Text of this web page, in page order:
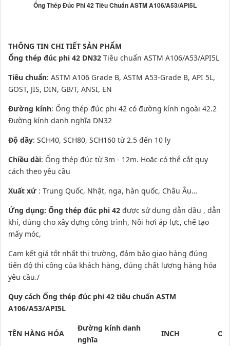
Ống Thép Đúc Phi 42 Tiêu Chuẩn ASTM A106/A53/API5L
THÔNG TIN CHI TIẾT SẢN PHẨM
Ống thép đúc phi 42 DN32 Tiêu chuẩn ASTM A106/A53/API5L
Tiêu chuẩn: ASTM A106 Grade B, ASTM A53-Grade B, API 5L,
GOST, JIS, DIN, GB/T, ANSI, EN
Đường kính: Ống thép đúc phi 42 có đường kính ngoài 42.2
Đường kính danh nghĩa DN32
Độ dầy: SCH40, SCH80, SCH160 từ 2.5 đến 10 ly
Chiều dài: Ống thép đúc từ 3m - 12m. Hoặc có thể cắt quy
cách theo yêu cầu
Xuất xứ : Trung Quốc, Nhật, nga, hàn quốc, Châu Âu…
Ứng dụng: Ống thép đúc phi 42 được sử dụng dẫn dầu , dẫn
khí, dùng cho xây dựng công trình, Nồi hơi áp lực, chế tạo
mấy móc,
Cam kết giá tốt nhất thị trường, đảm bảo giao hàng đúng
tiến độ thi công của khách hàng, đúng chất lượng hàng hóa
yêu cầu./
Quy cách Ống thép đúc phi 42 tiêu chuẩn ASTM
A106/A53/API5L
TÊN HÀNG HÓA
Đường kính danh
nghĩa
INCH
OD